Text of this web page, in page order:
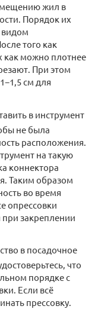
жил в
Порядок их
видом
того как
как можно плотнее
При этом
см для
в инструмент
не была
расположения.
на такую
коннектора
Таким образом
во время
опрессовки
закреплении
в посадочное
что
порядке с
Если всё
прессовку.